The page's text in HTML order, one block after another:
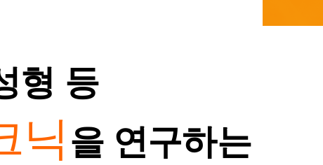
형 등
닉 을 연구하는